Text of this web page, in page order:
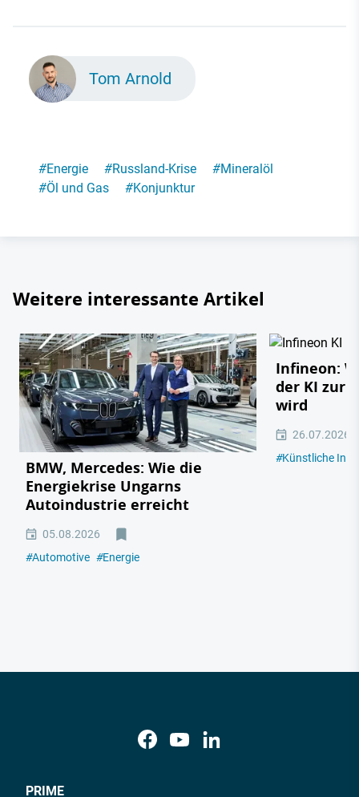
Tom Arnold
#Energie #Russland-Krise #Mineralöl
#Öl und Gas #Konjunktur
Weitere interessante Artikel
BMW, Mercedes: Wie die
Energiekrise Ungarns
Autoindustrie erreicht
05.08.2026
#Automotive #Energie
Infineon:
der KI zur
wird
26.07.2026
#Künstliche
PRIME